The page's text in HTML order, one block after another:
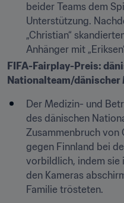
beider Teams dem
Unterstützung.
„Christian“
Anhänger mit
FIFA-Fairplay-Preis:
Nationalteam/
Der Medizin- und
des dänischen
Zusammenbruch von
gegen Finnland bei
vorbildlich, indem sie
den Kameras
Familie trösteten.